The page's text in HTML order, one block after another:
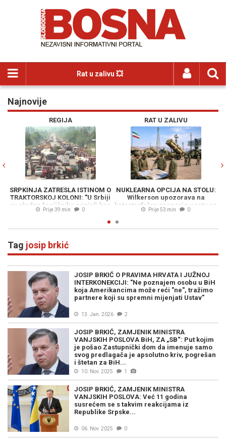
Rat u zalivu 💥
Najnovije
REGIJA
ZATRESLA ISTINOM O
KOLONI: "U Srbiji
krajišnike ganjali kao
divljač"
Prije 39 min 0
RAT U ZALIVU
NUKLEARNA OPCIJA NA STOLU:
Wilkerson upozorava na
katastrofalan scenario u ratu sa
Iranom
Prije 53 min 0
Tag josip brkić
JOSIP BRKIĆ O PRAVIMA HRVATA I JUŽNOJ
INTERKONEKCIJI: "Ne poznajem osobu u BiH
koja Amerikancima može reći "ne", tražimo
partnere koji su spremni mijenjati Ustav"
13. Jan. 2026 2
JOSIP BRKIĆ, ZAMJENIK MINISTRA
VANJSKIH POSLOVA BiH, ZA „SB“: Put kojim
je pošao Zastupnički dom da imenuje samo
svog predlagača je apsolutno kriv, pogrešan
i štetan za BiH...
10. Nov. 2025 1
JOSIP BRKIĆ, ZAMJENIK MINISTRA
VANJSKIH POSLOVA: Već 11 godina
susrećem se s takvim reakcijama iz
Republike Srpske...
06. Nov. 2025 0